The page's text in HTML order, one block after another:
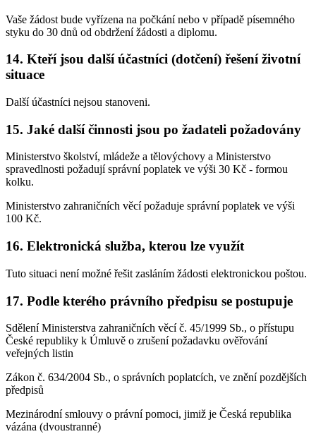
Vaše žádost bude vyřízena na počkání nebo v případě písemného
styku do 30 dnů od obdržení žádosti a diplomu.
14. Kteří jsou další účastníci (dotčení) řešení životní
situace
Další účastníci nejsou stanoveni.
15. Jaké další činnosti jsou po žadateli požadovány
Ministerstvo školství, mládeže a tělovýchovy a Ministerstvo
spravedlnosti požadují správní poplatek ve výši 30 Kč - formou
kolku.
Ministerstvo zahraničních věcí požaduje správní poplatek ve výši
100 Kč.
16. Elektronická služba, kterou lze využít
Tuto situaci není možné řešit zasláním žádosti elektronickou poštou.
17. Podle kterého právního předpisu se postupuje
Sdělení Ministerstva zahraničních věcí č. 45/1999 Sb., o přístupu
České republiky k Úmluvě o zrušení požadavku ověřování
veřejných listin
Zákon č. 634/2004 Sb., o správních poplatcích, ve znění pozdějších
předpisů
Mezinárodní smlouvy o právní pomoci, jimiž je Česká republika
vázána (dvoustranné)